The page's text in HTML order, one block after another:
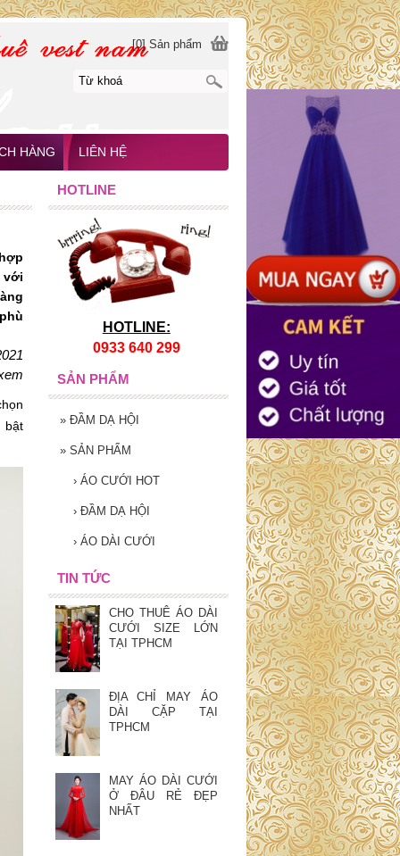
với
bật
HOTLINE
HOTLINE:
0933 640 299
SẢN PHẨM
» ĐẦM DẠ HỘI
» SẢN PHẨM
› ÁO CƯỚI HOT
› ĐẦM DẠ HỘI
› ÁO DÀI CƯỚI
TIN TỨC
CHO THUÊ ÁO DÀI
CƯỚI SIZE LỚN
TẠI TPHCM
ĐỊA CHỈ MAY ÁO
DÀI CẶP TẠI
TPHCM
MAY ÁO DÀI CƯỚI
Ở ĐÂU RẺ ĐẸP
NHẤT
[0] Sản phẩm
HÀNG LIÊN HỆ